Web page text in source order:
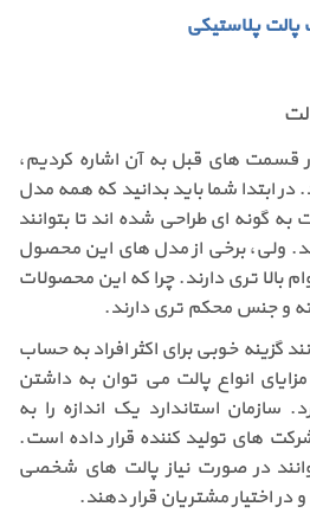
پلاستیکی
قسمت های قبل به آن اشاره کردیم،
ابتدا شما باید بدانید که همه مدل
به گونه ای طراحی شده اند تا بتوانند
ولی، برخی از مدل های این محصول
بالا تری دارند. چرا که این محصولات
و جنس محکم تری دارند.
گزینه خوبی برای اکثر افراد به حساب
انواع پالت می توان به داشتن
سازمان استاندارد یک اندازه را به
های تولید کننده قرار داده است.
در صورت نیاز پالت های شخصی
در اختیار مشتریان قرار دهند.